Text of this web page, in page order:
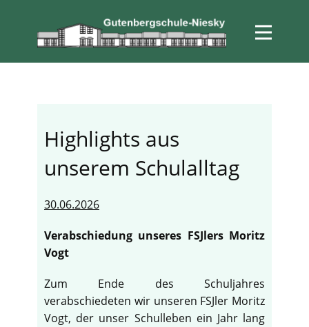
Highlights aus
unserem Schulalltag
30.06.2026
Verabschiedung unseres FSJlers Moritz
Vogt
Zum Ende des Schuljahres
verabschiedeten wir unseren FSJler Moritz
Vogt, der unser Schulleben ein Jahr lang